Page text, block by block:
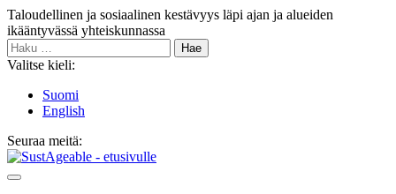
Siirry
sisältöön
Taloudellinen ja sosiaalinen kestävyys läpi ajan ja alueiden
ikääntyvässä yhteiskunnassa
Haku:
Valitse kieli:
Suomi
English
Seuraa meitä:
Bluesky
Main